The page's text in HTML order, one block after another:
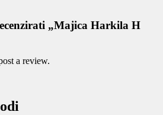
„Majica Harkila H
a review.